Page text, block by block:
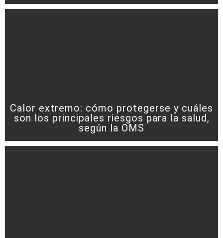
Calor extremo: cómo protegerse y cuáles
son los principales riesgos para la salud,
según la OMS